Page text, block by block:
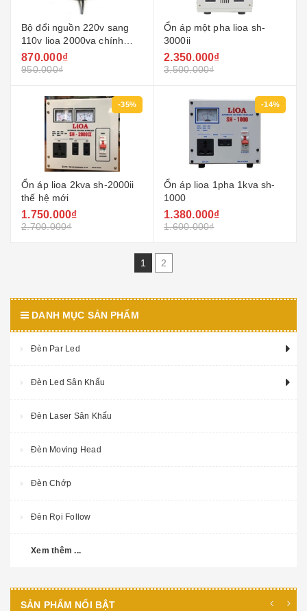
Bộ đổi nguồn 220v sang
110v lioa 2000va chính
hãng
870.000₫
950.000₫
Ổn áp một pha lioa sh-
3000ii
2.350.000₫
3.500.000₫
-35%
Ổn áp lioa 2kva sh-2000ii
thế hệ mới
1.750.000₫
2.700.000₫
-14%
Ổn áp lioa 1pha 1kva sh-
1000
1.380.000₫
1.600.000₫
1 2
DANH MỤC SẢN PHẨM
Đèn Par Led
Đèn Led Sân Khấu
Đèn Laser Sân Khấu
Đèn Moving Head
Đèn Chớp
Đèn Rọi Follow
Xem thêm ...
SẢN PHẨM NỔI BẬT